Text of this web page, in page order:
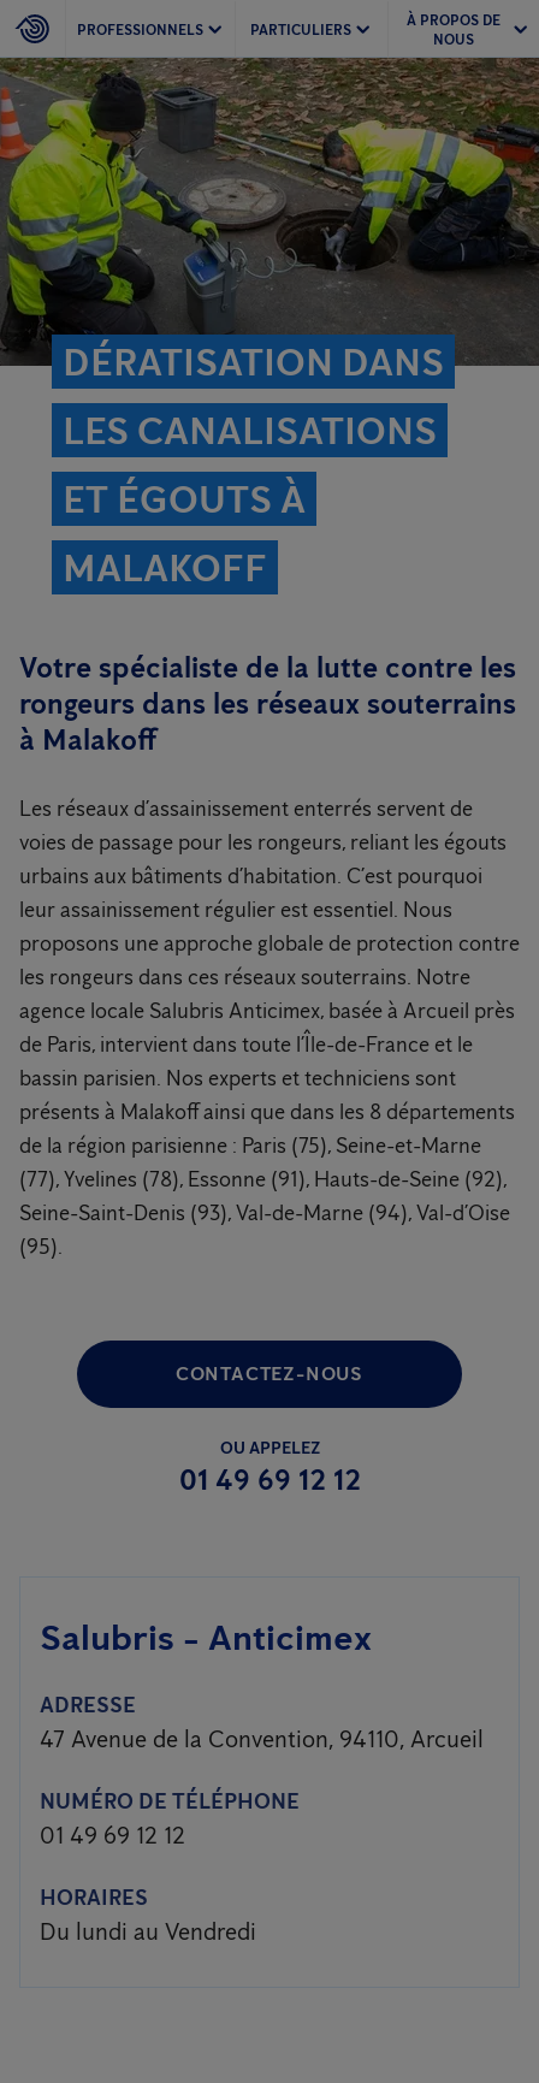
PROFESSIONNELS PARTICULIERS
À PROPOS DE
NOUS
DÉRATISATION DANS
LES CANALISATIONS
ET ÉGOUTS À
MALAKOFF
Votre spécialiste de la lutte contre les
rongeurs dans les réseaux souterrains
à Malakoff
Les réseaux d’assainissement enterrés servent de
voies de passage pour les rongeurs, reliant les égouts
urbains aux bâtiments d’habitation. C’est pourquoi
leur assainissement régulier est essentiel. Nous
proposons une approche globale de protection contre
les rongeurs dans ces réseaux souterrains. Notre
agence locale Salubris Anticimex, basée à Arcueil près
de Paris, intervient dans toute l’Île-de-France et le
bassin parisien. Nos experts et techniciens sont
présents à Malakoff ainsi que dans les 8 départements
de la région parisienne : Paris (75), Seine-et-Marne
(77), Yvelines (78), Essonne (91), Hauts-de-Seine (92),
Seine-Saint-Denis (93), Val-de-Marne (94), Val-d’Oise
(95).
CONTACTEZ-NOUS
OU APPELEZ
01 49 69 12 12
Salubris - Anticimex
ADRESSE
47 Avenue de la Convention, 94110, Arcueil
NUMÉRO DE TÉLÉPHONE
01 49 69 12 12
HORAIRES
Du lundi au Vendredi